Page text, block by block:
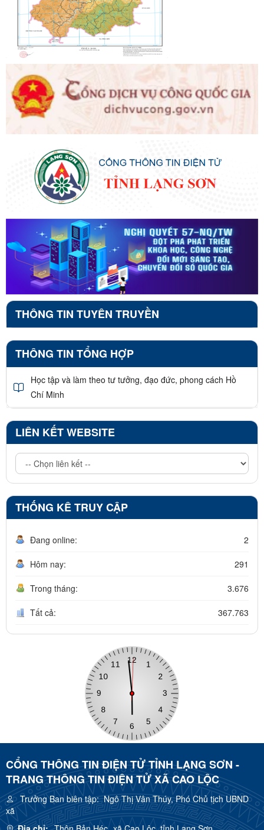
THÔNG TIN TUYÊN TRUYỀN
THÔNG TIN TỔNG HỢP
Học tập và làm theo tư tưởng, đạo đức, phong cách Hồ
Chí Minh
LIÊN KẾT WEBSITE
THỐNG KÊ TRUY CẬP
Đang online: 2
Hôm nay: 291
Trong tháng: 3.676
Tất cả: 367.763
CỔNG THÔNG TIN ĐIỆN TỬ TỈNH LẠNG SƠN -
TRANG THÔNG TIN ĐIỆN TỬ XÃ CAO LỘC
Trưởng Ban biên tập:Ngô Thị Vân Thúy, Phó Chủ tịch UBND
xã